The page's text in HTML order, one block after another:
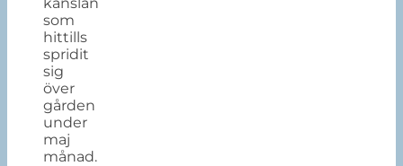
som
hittills
spridit
sig
över
gården
under
maj
månad.